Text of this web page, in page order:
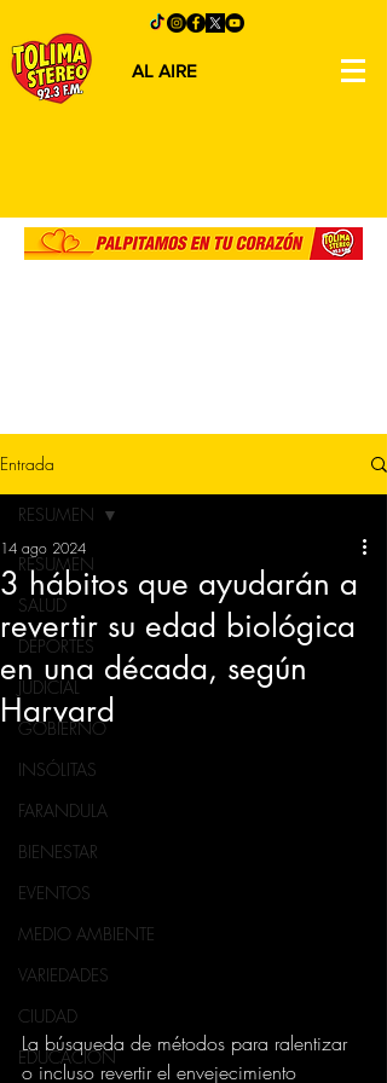
AL AIRE
Entrada
RESUMEN
SALUD
DEPORTES
JUDICIAL
GOBIERNO
INSÓLITAS
FARANDULA
BIENESTAR
EVENTOS
MEDIO AMBIENTE
VARIEDADES
CIUDAD
EDUCACION
RESUMEN
3 hábitos que ayudarán a
revertir su edad biológica
en una década, según
Harvard
14 ago 2024
La búsqueda de métodos para ralentizar
o incluso revertir el envejecimiento